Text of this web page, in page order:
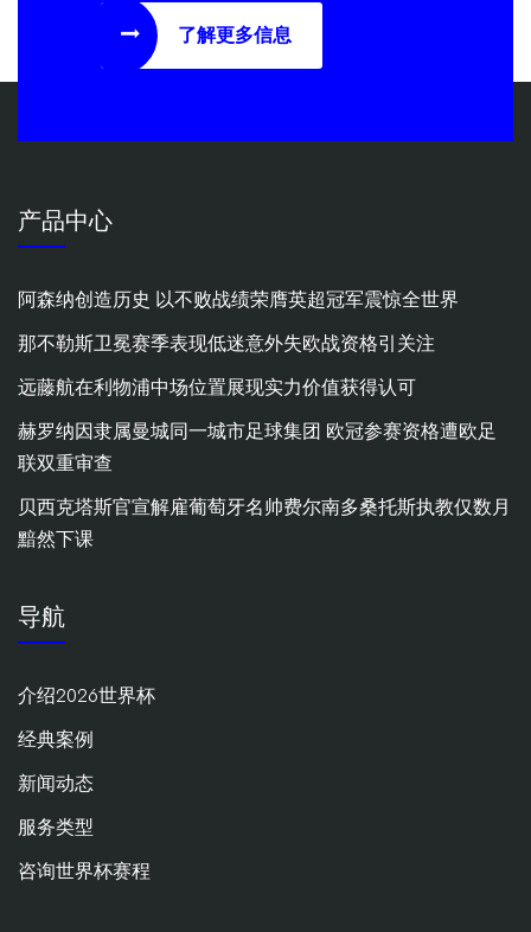
了解更多信息
产品中心
阿森纳创造历史 以不败战绩荣膺英超冠军震惊全世界
那不勒斯卫冕赛季表现低迷意外失欧战资格引关注
远藤航在利物浦中场位置展现实力价值获得认可
赫罗纳因隶属曼城同一城市足球集团 欧冠参赛资格遭欧足
联双重审查
贝西克塔斯官宣解雇葡萄牙名帅费尔南多桑托斯执教仅数月
黯然下课
导航
介绍2026世界杯
经典案例
新闻动态
服务类型
咨询世界杯赛程